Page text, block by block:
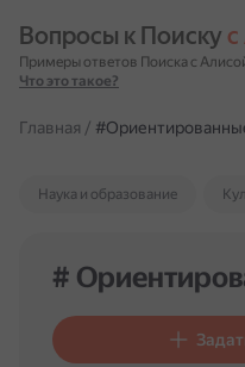
Вопросы к Поиску
Примеры ответов Поиска с
Что это такое?
Главная /
Наука и образование
#